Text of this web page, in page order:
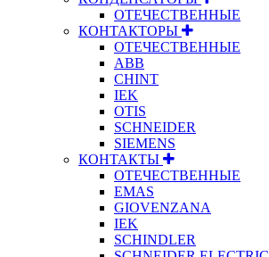
ОТЕЧЕСТВЕННЫЕ
КОНТАКТОРЫ
ОТЕЧЕСТВЕННЫЕ
ABB
CHINT
IEK
OTIS
SCHNEIDER
SIEMENS
КОНТАКТЫ
ОТЕЧЕСТВЕННЫЕ
EMAS
GIOVENZANA
IEK
SCHINDLER